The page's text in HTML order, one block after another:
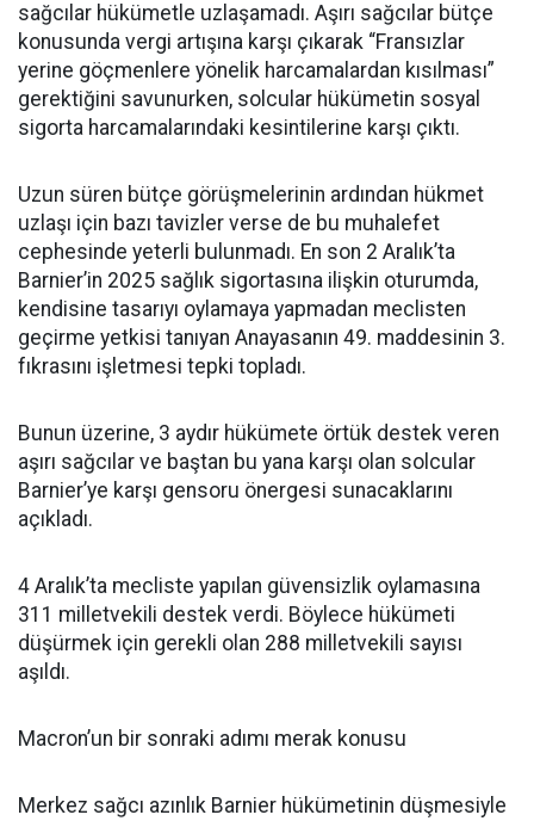
sağcılar hükümetle uzlaşamadı. Aşırı sağcılar bütçe
konusunda vergi artışına karşı çıkarak “Fransızlar
yerine göçmenlere yönelik harcamalardan kısılması”
gerektiğini savunurken, solcular hükümetin sosyal
sigorta harcamalarındaki kesintilerine karşı çıktı.
Uzun süren bütçe görüşmelerinin ardından hükmet
uzlaşı için bazı tavizler verse de bu muhalefet
cephesinde yeterli bulunmadı. En son 2 Aralık’ta
Barnier’in 2025 sağlık sigortasına ilişkin oturumda,
kendisine tasarıyı oylamaya yapmadan meclisten
geçirme yetkisi tanıyan Anayasanın 49. maddesinin 3.
fıkrasını işletmesi tepki topladı.
Bunun üzerine, 3 aydır hükümete örtük destek veren
aşırı sağcılar ve baştan bu yana karşı olan solcular
Barnier’ye karşı gensoru önergesi sunacaklarını
açıkladı.
4 Aralık’ta mecliste yapılan güvensizlik oylamasına
311 milletvekili destek verdi. Böylece hükümeti
düşürmek için gerekli olan 288 milletvekili sayısı
aşıldı.
Macron’un bir sonraki adımı merak konusu
Merkez sağcı azınlık Barnier hükümetinin düşmesiyle